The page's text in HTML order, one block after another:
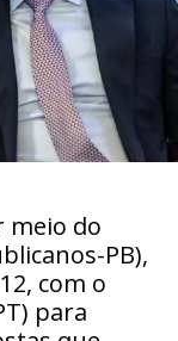
meio do
PB),
com o
para